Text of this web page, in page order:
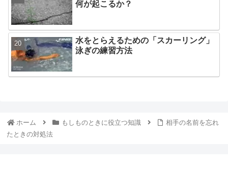
何が起こるか？
水をとらえるための「スカーリング」
泳ぎの練習方法
ホーム もしものときに役立つ知識
相手の名前を忘れ
たときの対処法